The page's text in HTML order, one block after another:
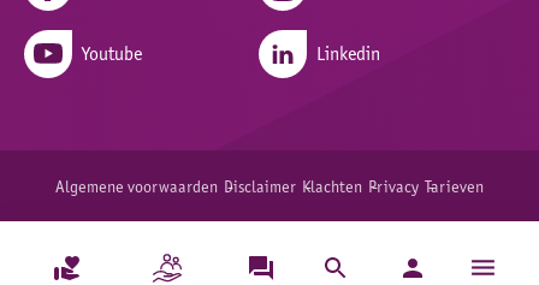
menu
Youtube Linkedin
Algemene voorwaarden Disclaimer Klachten Privacy Tarieven